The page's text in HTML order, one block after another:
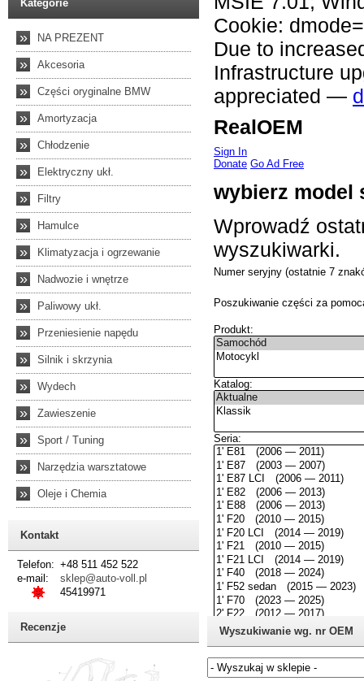
Kategorie
» NA PREZENT
» Akcesoria
» Części oryginalne BMW
» Amortyzacja
» Chłodzenie
» Elektryczny ukł.
» Filtry
» Hamulce
» Klimatyzacja i ogrzewanie
» Nadwozie i wnętrze
» Paliwowy ukł.
» Przeniesienie napędu
» Silnik i skrzynia
» Wydech
» Zawieszenie
» Sport / Tuning
» Narzędzia warsztatowe
» Oleje i Chemia
Kontakt
Telefon: +48 511 452 522
e-mail:
sklep@auto-voll.pl
45419971
Recenzje Wyszukiwanie wg. nr OEM